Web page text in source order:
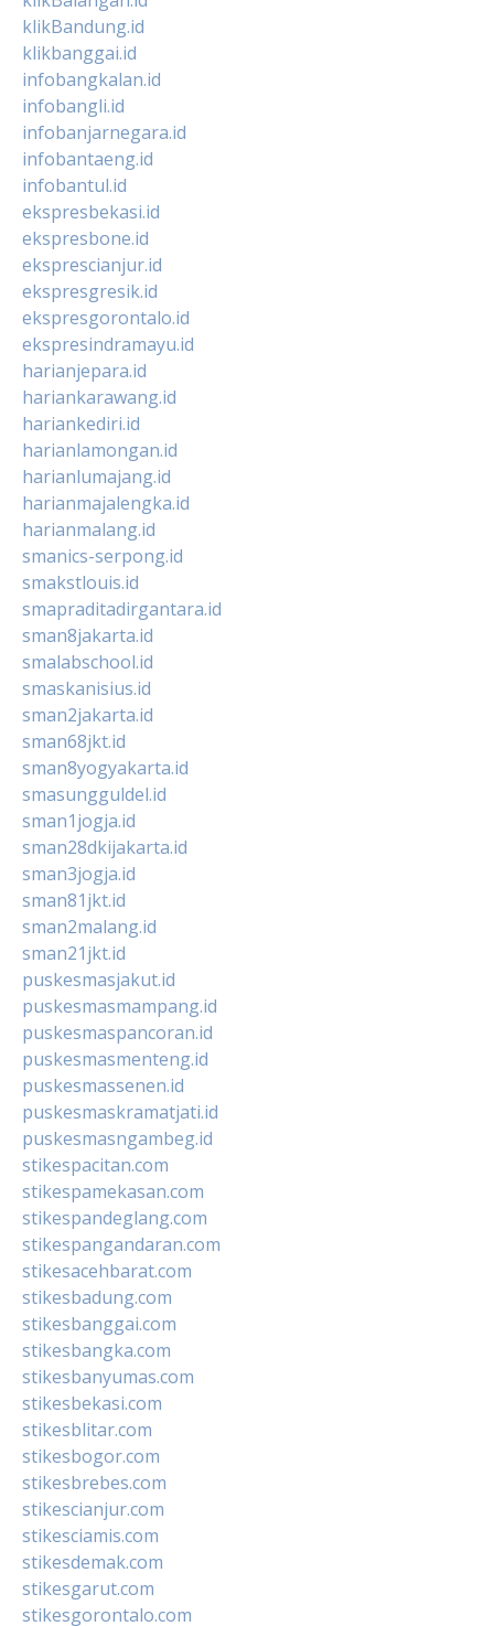
klikBandung.id
klikbanggai.id
infobangkalan.id
infobangli.id
infobanjarnegara.id
infobantaeng.id
infobantul.id
ekspresbekasi.id
ekspresbone.id
eksprescianjur.id
ekspresgresik.id
ekspresgorontalo.id
ekspresindramayu.id
harianjepara.id
hariankarawang.id
hariankediri.id
harianlamongan.id
harianlumajang.id
harianmajalengka.id
harianmalang.id
smanics-serpong.id
smakstlouis.id
smapraditadirgantara.id
sman8jakarta.id
smalabschool.id
smaskanisius.id
sman2jakarta.id
sman68jkt.id
sman8yogyakarta.id
smasungguldel.id
sman1jogja.id
sman28dkijakarta.id
sman3jogja.id
sman81jkt.id
sman2malang.id
sman21jkt.id
puskesmasjakut.id
puskesmasmampang.id
puskesmaspancoran.id
puskesmasmenteng.id
puskesmassenen.id
puskesmaskramatjati.id
puskesmasngambeg.id
stikespacitan.com
stikespamekasan.com
stikespandeglang.com
stikespangandaran.com
stikesacehbarat.com
stikesbadung.com
stikesbanggai.com
stikesbangka.com
stikesbanyumas.com
stikesbekasi.com
stikesblitar.com
stikesbogor.com
stikesbrebes.com
stikescianjur.com
stikesciamis.com
stikesdemak.com
stikesgarut.com
stikesgorontalo.com